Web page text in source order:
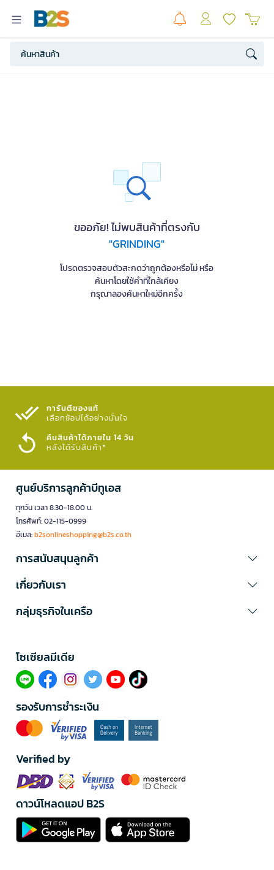
ขออภัย! ไม่พบสินค้าที่ตรงกับ
"GRINDING"
โปรดตรวจสอบตัวสะกดว่าถูกต้องหรือไม่ หรือ
ค้นหาโดยใช้คำที่ใกล้เคียง
กรุณาลองค้นหาใหม่อีกครั้ง
การันตีของแท้
เลือกช้อปได้อย่างมั่นใจ​
คืนสินค้าได้ภายใน 14 วัน
หลังได้รับสินค้า*
ศูนย์บริการลูกค้าบีทูเอส
ทุกวัน เวลา 8.30-18.00 น.
โทรศัพท์: 02-115-0999
อีเมล:b2sonlineshopping@b2s.co.th
การสนับสนุนลูกค้า
เกี่ยวกับเรา
กลุ่มธุรกิจในเครือ
โซเซียลมีเดีย​
รองรับการชำระเงิน
Verified by
ดาวน์โหลดแอป B2S